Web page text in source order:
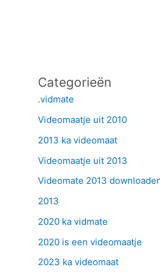
Categorieën
.vidmate
Videomaatje uit 2010
2013 ka videomaat
Videomaatje uit 2013
Videomate 2013
2013
2020 ka vidmate
2020 is een videomaatje
2023 ka videomaat